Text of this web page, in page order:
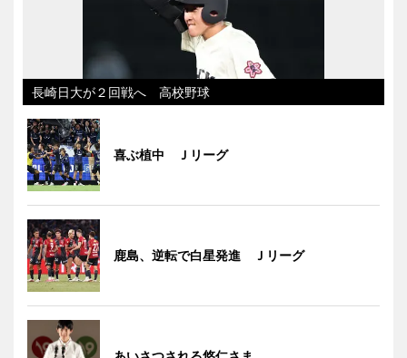
長崎日大が２回戦へ 高校野球
喜ぶ植中 Ｊリーグ
鹿島、逆転で白星発進 Ｊリーグ